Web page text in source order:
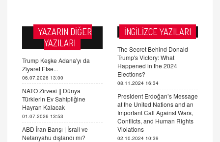
YAZARIN DİĞER
YAZILARI
Trump Keşke Adana'yı da
Ziyaret Etse...
06.07.2026 13:00
NATO Zirvesi || Dünya
Türklerin Ev Sahipliğine
Hayran Kalacak
01.07.2026 13:53
ABD İran Barışı | İsrail ve
Netanyahu dışlandı mı?
İNGİLİZCE YAZILARI
The Secret Behind Donald
Trump's Victory: What
Happened in the 2024
Elections?
08.11.2024 16:34
President Erdoğan’s Message
at the United Nations and an
Important Call Against Wars,
Conflicts, and Human Rights
Violations
02.10.2024 10:39